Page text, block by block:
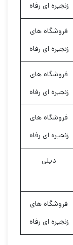
زنجیره ای رفاه
فروشگاه های
زنجیره ای رفاه
فروشگاه های
زنجیره ای رفاه
فروشگاه های
زنجیره ای رفاه
دیلی
فروشگاه های
زنجیره ای رفاه